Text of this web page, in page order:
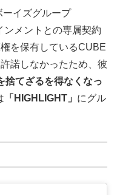
ーイズグループ
メントとの専属契約
を保有しているCUBE
諾しなかったため、彼
捨てざるを得なくなっ
「HIGHLIGHT」 にグル